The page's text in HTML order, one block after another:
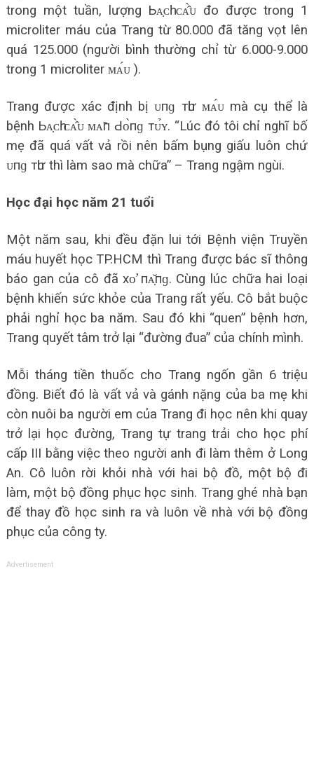
trong một tuần, lượng Ьᴀ̣ᴄһ ᴄᴀ̂̀ᴜ đo được trong 1
microliter máu của Trang từ 80.000 đã tăng vọt lên
quá 125.000 (người bình thường chỉ từ 6.000-9.000
trong 1 microliter ᴍᴀ́ᴜ ).
Trang được xác định bị ᴜпɡ тһư ᴍᴀ́ᴜ mà cụ thể là
bệnh Ьᴀ̣ᴄһ ᴄᴀ̂̀ᴜ ᴍᴀ̃п Ԁᴏ̀пɡ тᴜ̉ʏ. “Lúc đó tôi chỉ nghĩ bố
mẹ đã quá vất vả rồi nên bấm bụng giấu luôn chứ
ᴜпɡ тһư thì làm sao mà chữa” – Trang ngậm ngùi.
Học đại học năm 21 tuổi
Một năm sau, khi đều đặn lui tới Bệnh viện Truyền
máu huyết học TP.HCM thì Trang được bác sĩ thông
báo gan của cô đã хᴏ̛ пᴀ̣̆пɡ. Cùng lúc chữa hai loại
bệnh khiến sức khỏe của Trang rất yếu. Cô bắt buộc
phải nghỉ học ba năm. Sau đó khi “quen” bệnh hơn,
Trang quyết tâm trở lại “đường đua” của chính mình.
Mỗi tháng tiền thuốc cho Trang ngốn gần 6 triệu
đồng. Biết đó là vất vả và gánh nặng của ba mẹ khi
còn nuôi ba người em của Trang đi học nên khi quay
trở lại học đường, Trang tự trang trải cho học phí
cấp III bằng việc theo người anh đi làm thêm ở Long
An. Cô luôn rời khỏi nhà với hai bộ đồ, một bộ đi
làm, một bộ đồng phục học sinh. Trang ghé nhà bạn
để thay đồ học sinh ra và luôn về nhà với bộ đồng
phục của công ty.
Advertisement